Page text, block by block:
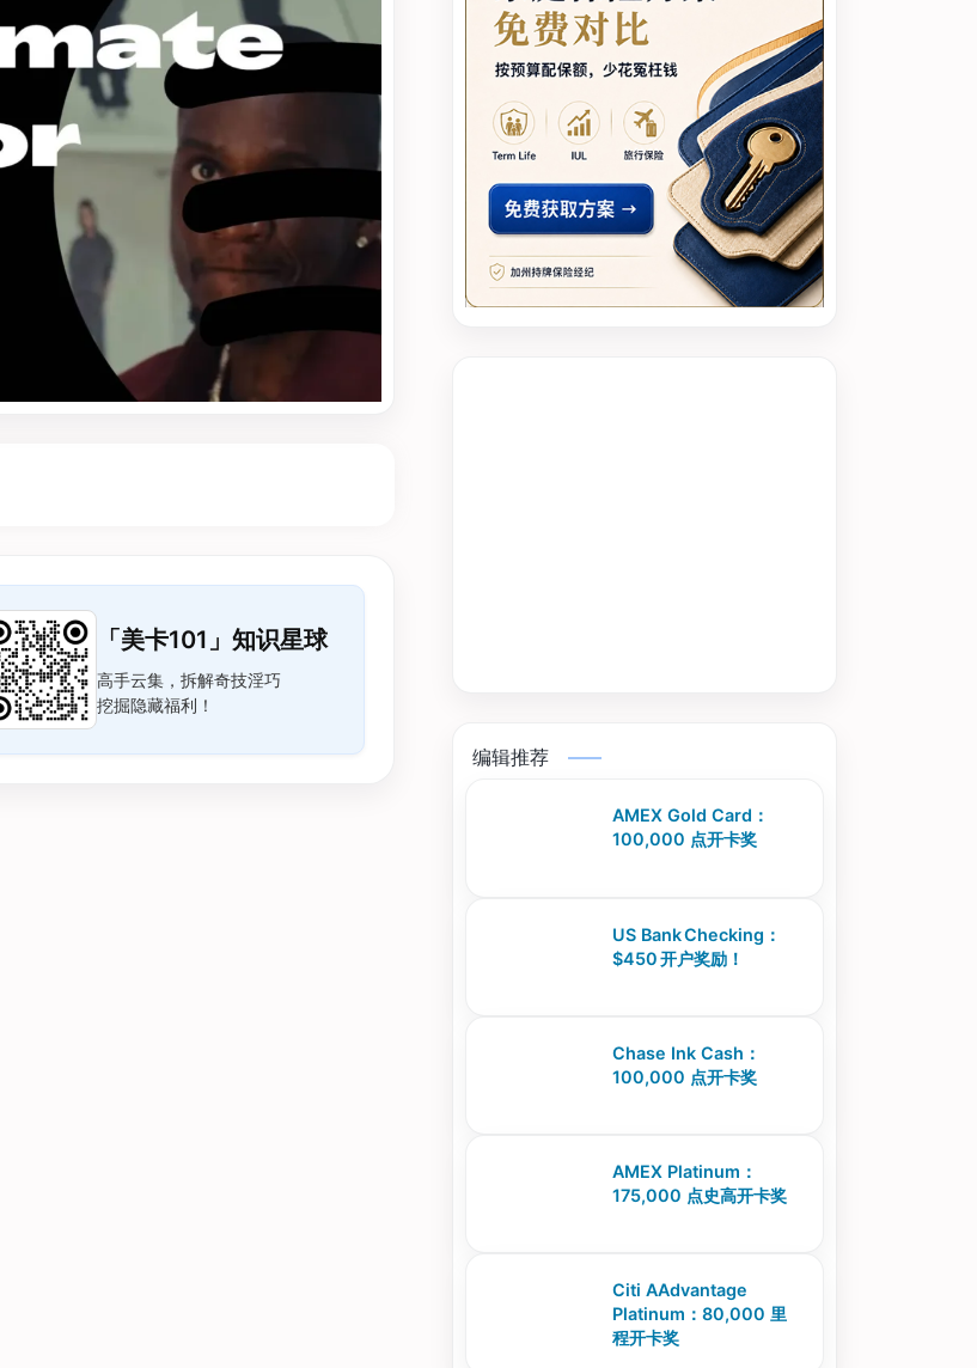
「美卡101」知识星球
高手云集，拆解奇技淫巧
挖掘隐藏福利！
编辑推荐
AMEX Gold Card：
100,000 点开卡奖
US Bank Checking：
$450 开户奖励！
Chase Ink Cash：
100,000 点开卡奖
AMEX Platinum：
175,000 点史高开卡奖
Citi AAdvantage
Platinum：80,000 里
程开卡奖